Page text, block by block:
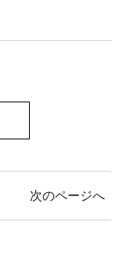
次のページへ